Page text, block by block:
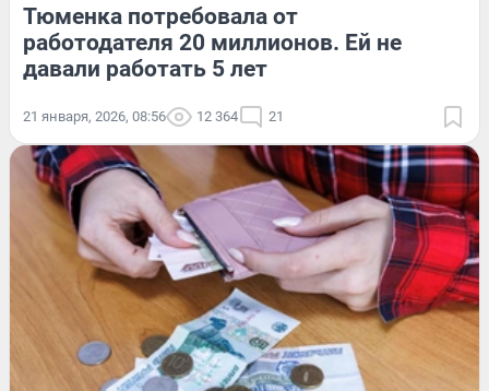
Тюменка потребовала от
работодателя 20 миллионов. Ей не
давали работать 5 лет
21 января, 2026, 08:56 12 364 21